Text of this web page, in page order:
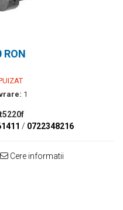
RON
1
t5220f
/ 0722348216
Cere informatii